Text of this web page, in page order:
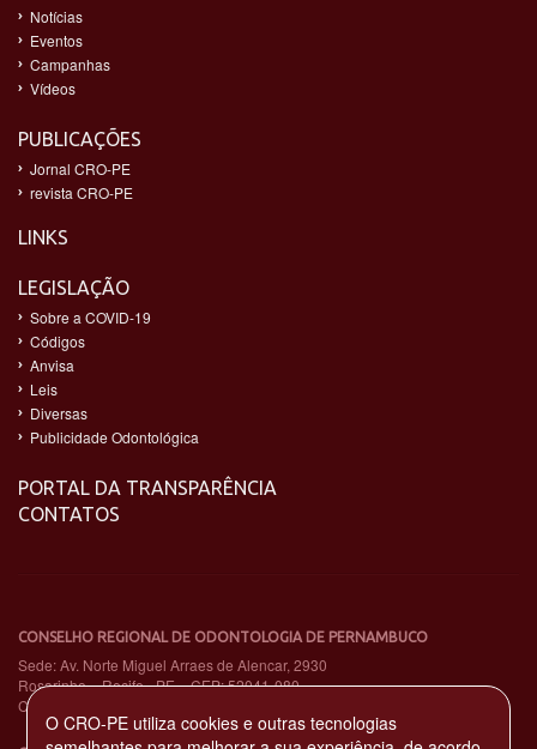
Notícias
Eventos
Campanhas
Vídeos
PUBLICAÇÕES
Jornal CRO-PE
revista CRO-PE
LINKS
LEGISLAÇÃO
Sobre a COVID-19
Códigos
Anvisa
Leis
Diversas
Publicidade Odontológica
PORTAL DA TRANSPARÊNCIA
CONTATOS
CONSELHO REGIONAL DE ODONTOLOGIA DE PERNAMBUCO
Sede: Av. Norte Miguel Arraes de Alencar, 2930
Rosarinho – Recife - PE – CEP: 52041-080
CNPJ: 11.735.263/0001-65
O CRO-PE utiliza cookies e outras tecnologias